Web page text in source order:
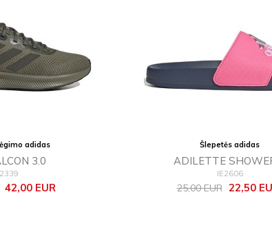
adidas
3.0
Kaina
42,00 EUR
Šlepetės adidas
ADILETTE
IE2606
Bazinė
25,00 EUR Kaina
22,50